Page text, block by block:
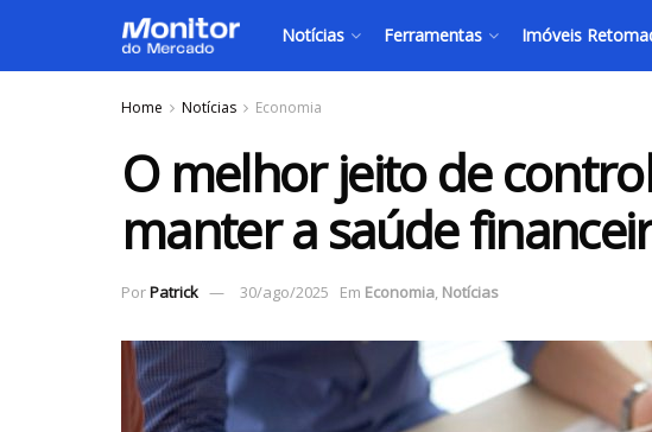
Notícias Ferramentas Imóveis
Home Notícias Economia
O melhor jeito de
manter a saúde
PorPatrick 30/ago/2025 Em Economia, Notícias